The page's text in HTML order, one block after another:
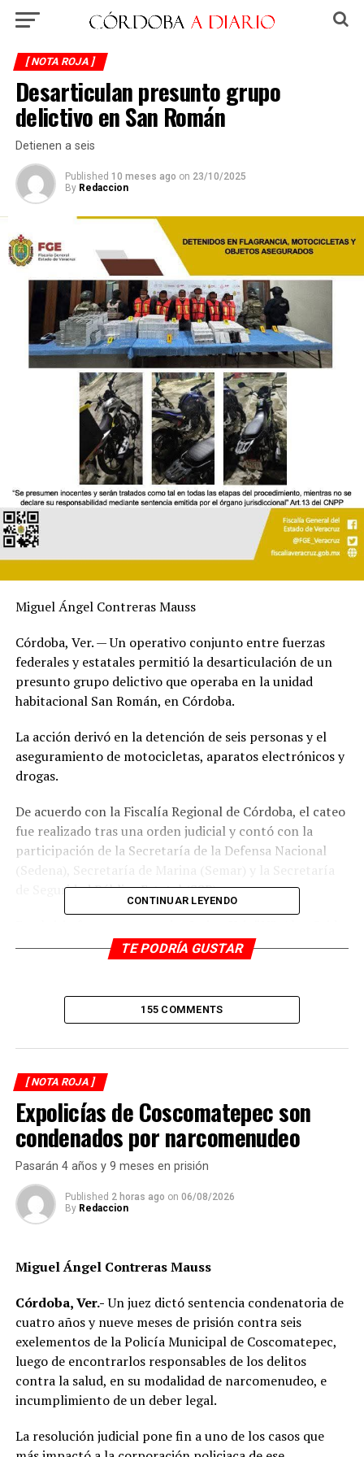
[ NOTA ROJA ]
Desarticulan presunto grupo
delictivo en San Román
Detienen a seis
Published 10 meses ago on 23/10/2025
By Redaccion
Miguel Ángel Contreras Mauss
Córdoba, Ver. — Un operativo conjunto entre fuerzas
federales y estatales permitió la desarticulación de un
presunto grupo delictivo que operaba en la unidad
habitacional San Román, en Córdoba.
La acción derivó en la detención de seis personas y el
aseguramiento de motocicletas, aparatos electrónicos y
drogas.
De acuerdo con la Fiscalía Regional de Córdoba, el cateo
fue realizado tras una orden judicial y contó con la
participación de la Secretaría de la Defensa Nacional
(Sedena), Secretaría de Marina (Semar) y la Secretaría
de Seguridad Pública Estatal (SSP).
“N”, Adrián Alejandro “N”, Aram Daniel “N”, Ángel David
“N” y Verónica Daniela “N”, presuntamente ligados a
Durante la intervención se aseguraron motocicletas,
características del cristal.
También se localizaron cajas selladas de teléfonos
móviles, auriculares, cargadores y sobres de micas para
celular, además de hierba seca con apariencia de
marihuana.
El operativo transcurrió sin enfrentamientos ni
personas lesionadas. Los detenidos fueron puestos a
determinarán su situación jurídica y el posible vínculo
Vecinos de la zona señalaron que en los últimos meses
habían notado movimientos sospechosos en algunos
departamentos del conjunto habitacional.
Con este cateo, las autoridades buscan desarticular
incrementado la percepción de inseguridad en Córdoba.
CONTINUAR LEYENDO
TE PODRÍA GUSTAR
155 COMMENTS
[ NOTA ROJA ]
Expolicías de Coscomatepec son
condenados por narcomenudeo
Pasarán 4 años y 9 meses en prisión
Published 2 horas ago on 06/08/2026
By Redaccion
Miguel Ángel Contreras Mauss
Córdoba, Ver.-Un juez dictó sentencia condenatoria de
cuatro años y nueve meses de prisión contra seis
exelementos de la Policía Municipal de Coscomatepec,
luego de encontrarlos responsables de los delitos
contra la salud, en su modalidad de narcomenudeo, e
incumplimiento de un deber legal.
La resolución judicial pone fin a uno de los casos que